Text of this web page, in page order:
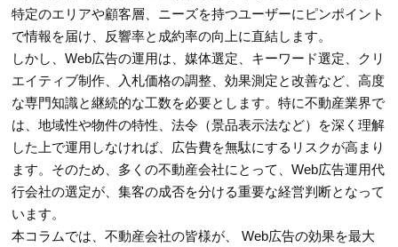
特定のエリアや顧客層、ニーズを持つユーザーにピンポイント
で情報を届け、反響率と成約率の向上に直結します。
しかし、Web広告の運用は、媒体選定、キーワード選定、クリ
エイティブ制作、入札価格の調整、効果測定と改善など、高度
な専門知識と継続的な工数を必要とします。特に不動産業界で
は、地域性や物件の特性、法令（景品表示法など）を深く理解
した上で運用しなければ、広告費を無駄にするリスクが高まり
ます。そのため、多くの不動産会社にとって、Web広告運用代
行会社の選定が、集客の成否を分ける重要な経営判断となって
います。
本コラムでは、不動産会社の皆様が、 Web広告の効果を最大